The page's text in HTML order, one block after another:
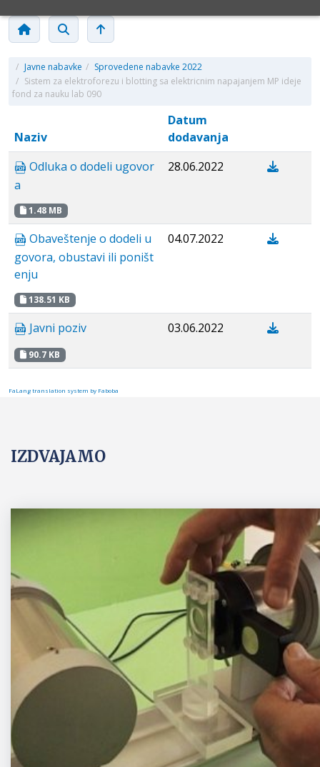
/ Javne nabavke / Sprovedene nabavke 2022
/ Sistem za elektroforezu i blotting sa elektricnim napajanjem MP ideje
fond za nauku lab 090
Naziv
Datum
dodavanja
Odluka o dodeli ugovor
a
1.48 MB
28.06.2022
Obaveštenje o dodeli u
govora, obustavi ili poništ
enju
138.51 KB
04.07.2022
Javni poziv
90.7 KB
03.06.2022
FaLang translation system by Faboba
IZDVAJAMO